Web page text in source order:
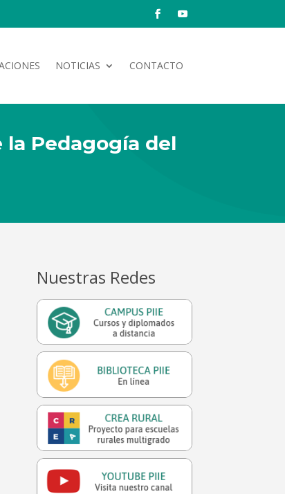
NOTICIAS CONTACTO
Pedagogía del
Nuestras Redes